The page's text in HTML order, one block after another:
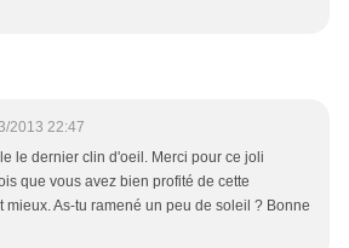
2013 22:47
le dernier clin d'oeil. Merci pour ce joli
que vous avez bien profité de cette
mieux. As-tu ramené un peu de soleil ? Bonne